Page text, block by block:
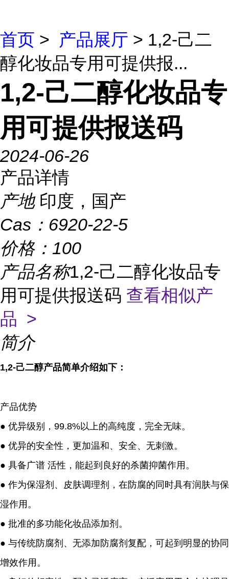
首页 > 产品展厅 > 1,2-己二
醇化妆品专用可提供报...
1,2-己二醇化妆品专
用可提供报送码
2024-06-26
产品详情
产地 印度，国产
Cas： 6920-22-5
价格： 100
产品名称1,2-己二醇化妆品专
用可提供报送码 查看相似产
品 >
简介
1,2-己二醇产品简单介绍如下：
产品优势
● 优异级别，99.8%以上的高纯度，完全无味。
● 优异的安全性，更加温和、安全、无刺激。
● 具备广谱 活性，能起到良好的杀菌抑菌作用。
● 作为保湿剂、皮肤调理剂，在防腐的同时具有润肤与保
湿作用。
● 批准的多功能化妆品添加剂。
● 与传统防腐剂、无添加防腐剂复配，可起到明显的协同
增效作用。